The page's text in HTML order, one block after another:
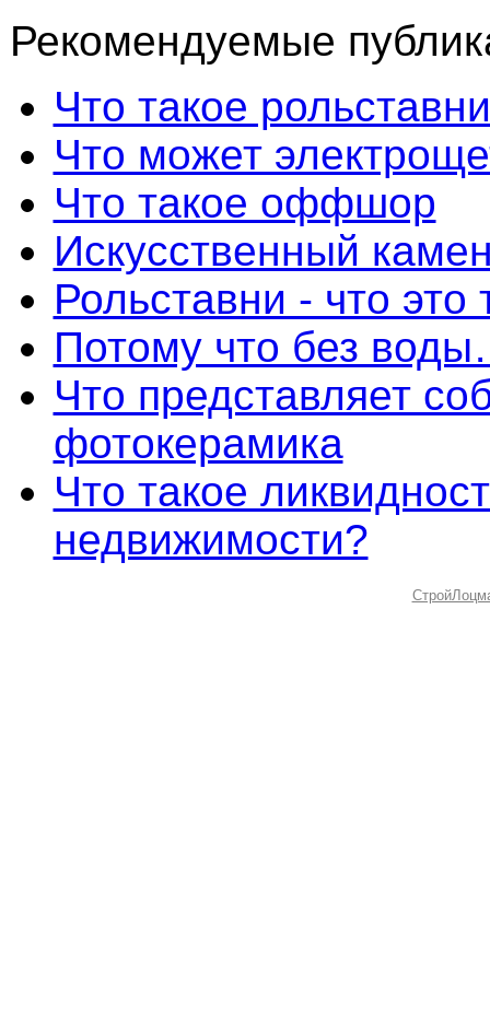
Рекомендуемые
Что такое
Что может
Что такое оффшор
Искусственный
Рольставни - что это
Потому что без
Что представляет
фотокерамика
Что такое
недвижимости?